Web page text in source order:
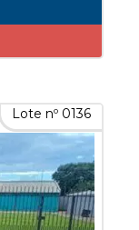
Lote nº 0136